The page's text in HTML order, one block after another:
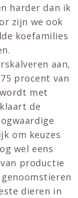
harder dan ik
zijn we ook
koefamilies
aan,
procent van
met
de
om keuzes
wel eens
productie
dieren in